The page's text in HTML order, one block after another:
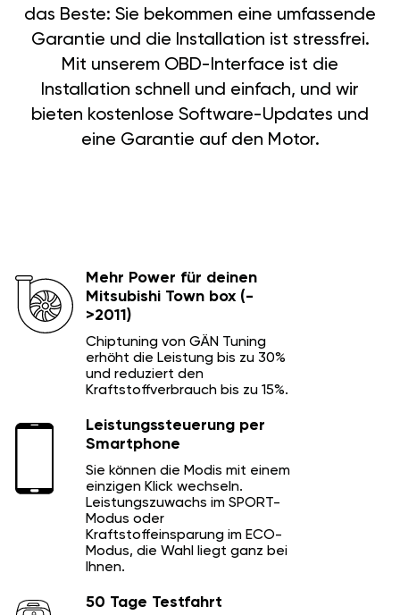
das Beste: Sie bekommen eine umfassende
Garantie und die Installation ist stressfrei.
Mit unserem OBD-Interface ist die
Installation schnell und einfach, und wir
bieten kostenlose Software-Updates und
eine Garantie auf den Motor.
Mehr Power für deinen
Mitsubishi Town box (-
>2011)
Chiptuning von GÄN Tuning
erhöht die Leistung bis zu 30%
und reduziert den
Kraftstoffverbrauch bis zu 15%.
Leistungssteuerung per
Smartphone
Sie können die Modis mit einem
einzigen Klick wechseln.
Leistungszuwachs im SPORT-
Modus oder
Kraftstoffeinsparung im ECO-
Modus, die Wahl liegt ganz bei
Ihnen.
50 Tage Testfahrt